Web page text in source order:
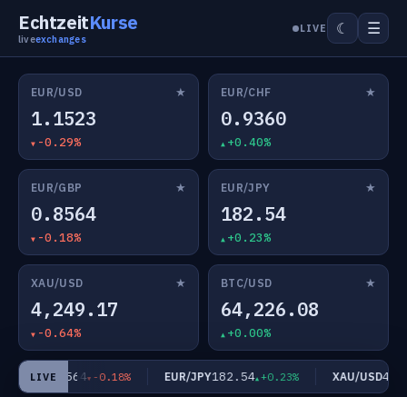
EchtzeitKurse
liveexchanges
LIVE ☾ ☰
EUR/USD ★
1.1523
-0.29%
EUR/CHF ★
0.9360
+0.40%
EUR/GBP ★
0.8564
-0.18%
EUR/JPY ★
182.54
+0.23%
XAU/USD ★
4,249.17
-0.64%
BTC/USD ★
64,226.08
+0.00%
LIVE
GBP0.8564 -0.18% EUR/JPY182.54 +0.23% XAU/USD